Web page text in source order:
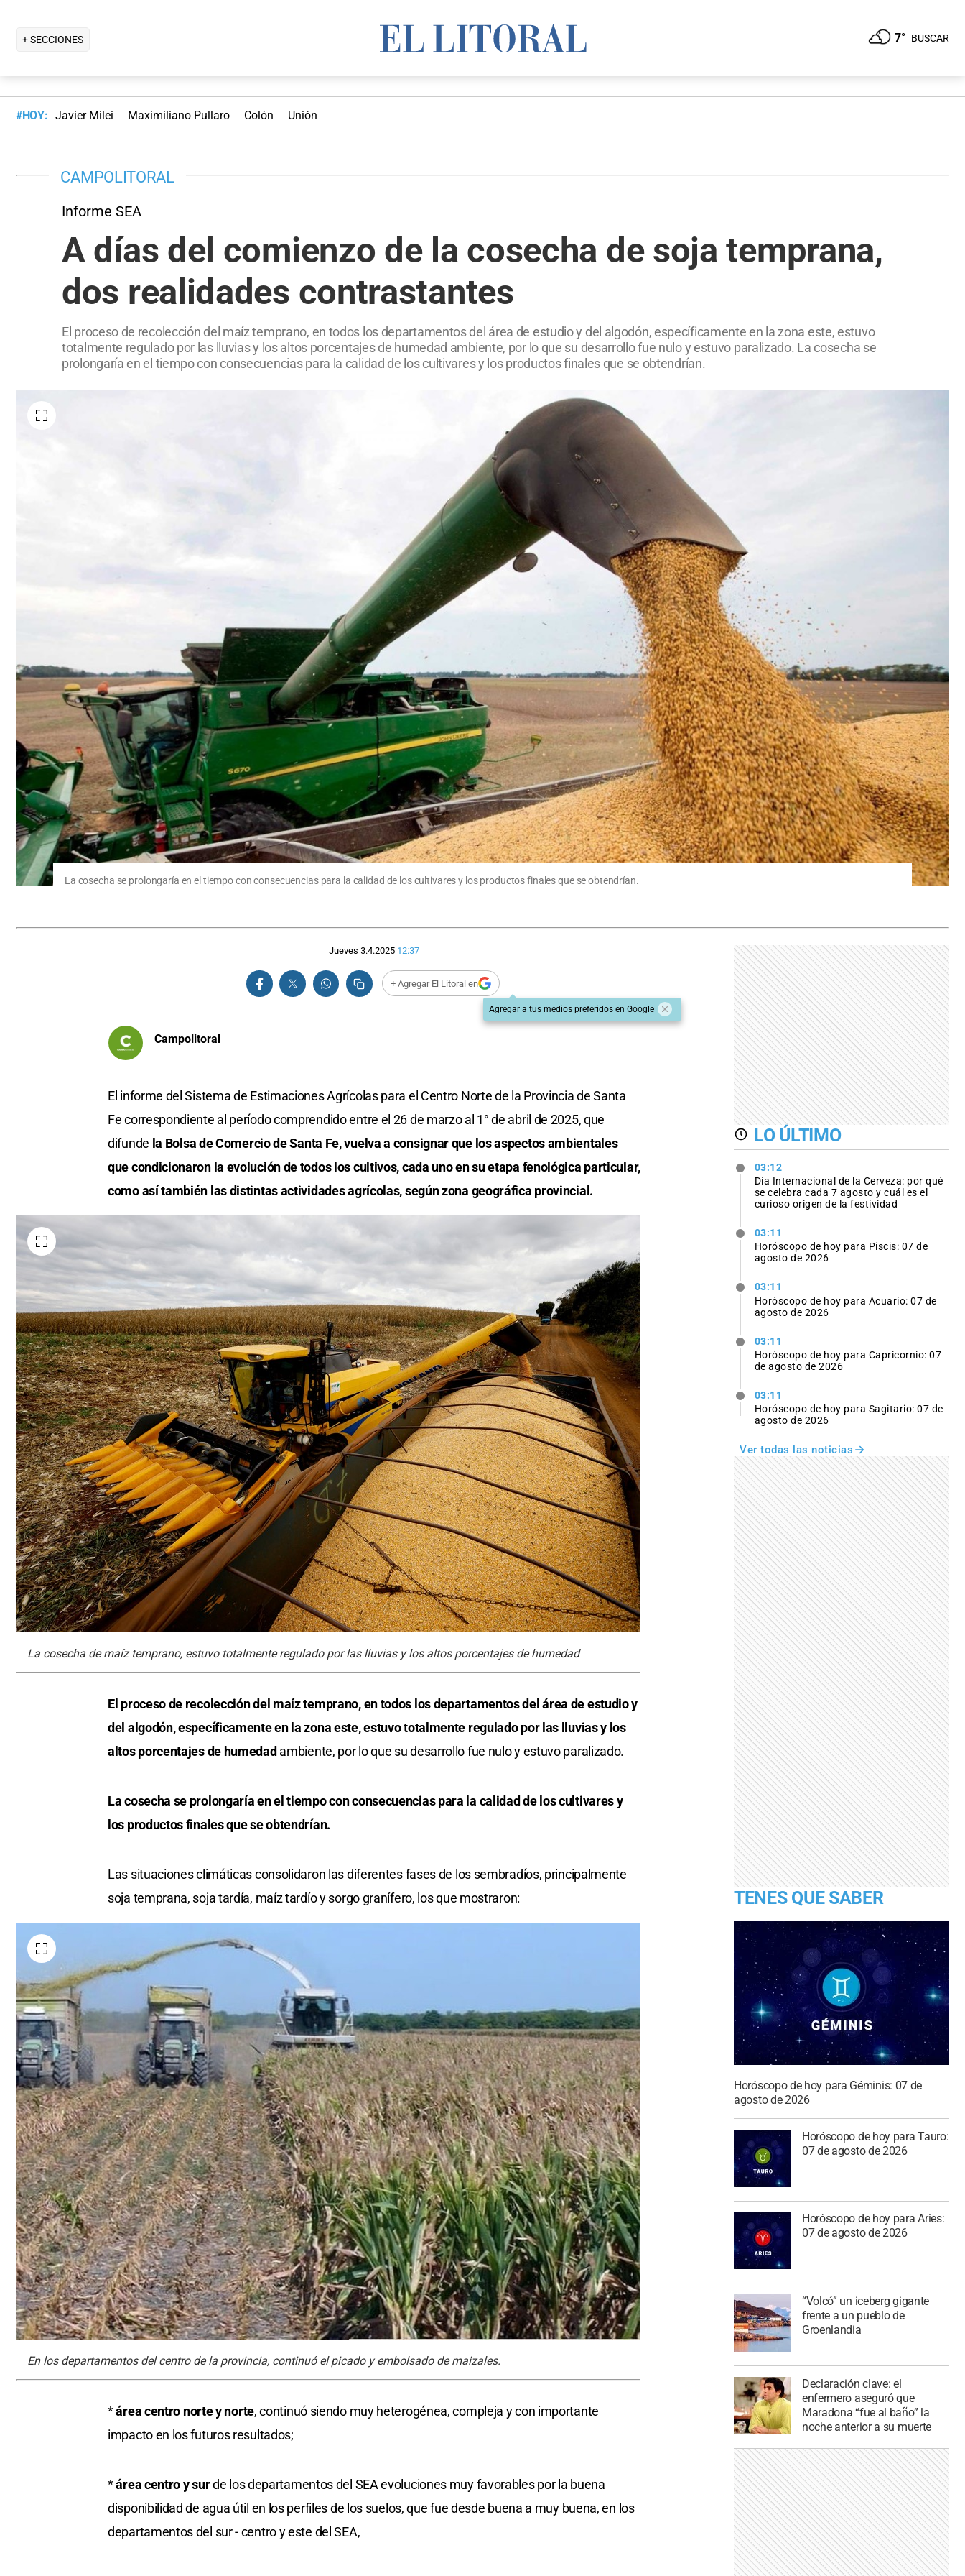
+ SECCIONES 7° BUSCAR
#HOY: Javier Milei Maximiliano Pullaro Colón Unión
CAMPOLITORAL
Informe SEA
A días del comienzo de la cosecha de soja temprana,
dos realidades contrastantes
El proceso de recolección del maíz temprano, en todos los departamentos del área de estudio y del algodón, específicamente en la zona este, estuvo
totalmente regulado por las lluvias y los altos porcentajes de humedad ambiente, por lo que su desarrollo fue nulo y estuvo paralizado. La cosecha se
prolongaría en el tiempo con consecuencias para la calidad de los cultivares y los productos finales que se obtendrían.
La cosecha se prolongaría en el tiempo con consecuencias para la calidad de los cultivares y los productos finales que se obtendrían.
Jueves 3.4.2025 12:37
+ Agregar El Litoral en
Agregar a tus medios preferidos en Google
Campolitoral
El informe del Sistema de Estimaciones Agrícolas para el Centro Norte de la Provincia de Santa
Fe correspondiente al período comprendido entre el 26 de marzo al 1° de abril de 2025, que
difunde la Bolsa de Comercio de Santa Fe, vuelva a consignar que los aspectos ambientales
que condicionaron la evolución de todos los cultivos, cada uno en su etapa fenológica particular,
como así también las distintas actividades agrícolas, según zona geográfica provincial.
La cosecha de maíz temprano, estuvo totalmente regulado por las lluvias y los altos porcentajes de humedad
El proceso de recolección del maíz temprano, en todos los departamentos del área de estudio y
del algodón, específicamente en la zona este, estuvo totalmente regulado por las lluvias y los
altos porcentajes de humedad ambiente, por lo que su desarrollo fue nulo y estuvo paralizado.
La cosecha se prolongaría en el tiempo con consecuencias para la calidad de los cultivares y
los productos finales que se obtendrían.
Las situaciones climáticas consolidaron las diferentes fases de los sembradíos, principalmente
soja temprana, soja tardía, maíz tardío y sorgo granífero, los que mostraron:
En los departamentos del centro de la provincia, continuó el picado y embolsado de maizales.
*área centro norte y norte, continuó siendo muy heterogénea, compleja y con importante
impacto en los futuros resultados;
*área centro y surde los departamentos del SEA evoluciones muy favorables por la buena
disponibilidad de agua útil en los perfiles de los suelos, que fue desde buena a muy buena, en los
departamentos del sur - centro y este del SEA,
LO ÚLTIMO
03:12
Día Internacional de la Cerveza: por qué
se celebra cada 7 agosto y cuál es el
curioso origen de la festividad
03:11
Horóscopo de hoy para Piscis: 07 de
agosto de 2026
03:11
Horóscopo de hoy para Acuario: 07 de
agosto de 2026
03:11
Horóscopo de hoy para Capricornio: 07
de agosto de 2026
03:11
Horóscopo de hoy para Sagitario: 07 de
agosto de 2026
Ver todas las noticias
TENES QUE SABER
Horóscopo de hoy para Géminis: 07 de
agosto de 2026
Horóscopo de hoy para Tauro:
07 de agosto de 2026
Horóscopo de hoy para Aries:
07 de agosto de 2026
“Volcó” un iceberg gigante
frente a un pueblo de
Groenlandia
Declaración clave: el
enfermero aseguró que
Maradona “fue al baño” la
noche anterior a su muerte